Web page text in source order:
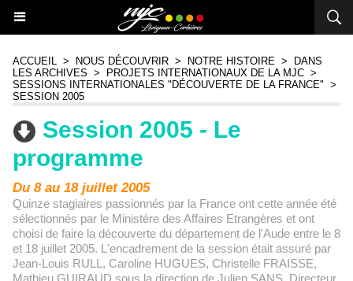
ACCUEIL > NOUS DÉCOUVRIR > NOTRE HISTOIRE >
DANS
LES ARCHIVES > PROJETS INTERNATIONAUX DE LA MJC >
SESSIONS INTERNATIONALES "DÉCOUVERTE DE LA FRANCE" >
SESSION 2005
Session 2005 - Le
programme
Du 8 au 18 juillet 2005
Quinze stagiaires passionnés par la France ont cette année été
sélectionnés par le Ministère des Affaires Etrangères et ont
choisi de faire la découverte du département de l'Aude entre le 8
et 18 juillet 2005. L'encadrement de la session était assuré par
Jean-Louis RULL, Caroline HUGUES, Christelle FRAISSE,
Mathieu GUIRAUD sous la direction de Julien SANS, Directeur